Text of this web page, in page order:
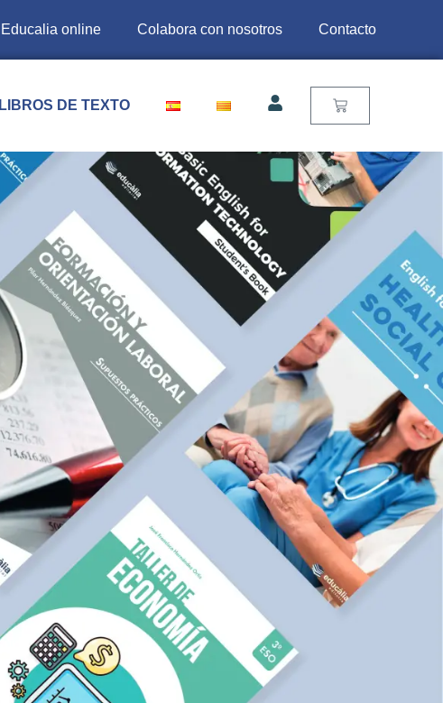
Educalia online Colabora con nosotros Contacto
LIBROS DE TEXTO